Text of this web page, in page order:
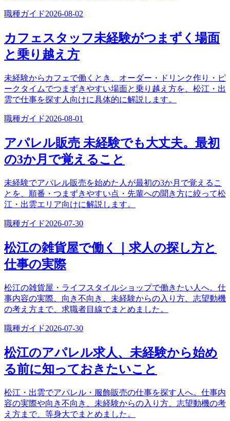
職種ガイド2026-08-02
カフェスタッフ未経験がつまずく場面
と乗り越え方
未経験からカフェで働くとき、オーダー・ドリンク作り・ピ
ークタイムでつまずきやすい場面と乗り越え方を、松江・出
雲で仕事を探す人向けに具体的に解説します。
職種ガイド2026-08-01
アパレル販売 未経験でも大丈夫。最初
の3か月で覚えること
未経験でアパレル販売を始めた人が最初の3か月で覚えるこ
とを、順番・つまずきやすい点・先輩への聞き方に絞って松
江・出雲エリア向けに解説します。
職種ガイド2026-07-30
松江の雑貨屋で働く｜求人の探し方と
仕事の実際
松江の雑貨屋・ライフスタイルショップで働きたい人へ。仕
事内容の実際、向き不向き、未経験からの入り方、志望動機
の考え方まで、求職者目線でまとめました。
職種ガイド2026-07-30
松江のアパレル求人、未経験から始め
る前に知っておきたいこと
松江・出雲でアパレル・服飾販売の仕事を探す人へ。仕事内
容の実際や向き不向き、未経験からの入り方、志望動機の考
え方まで、等身大でまとめました。